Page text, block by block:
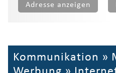
Adresse anzeigen
Kommunikation »